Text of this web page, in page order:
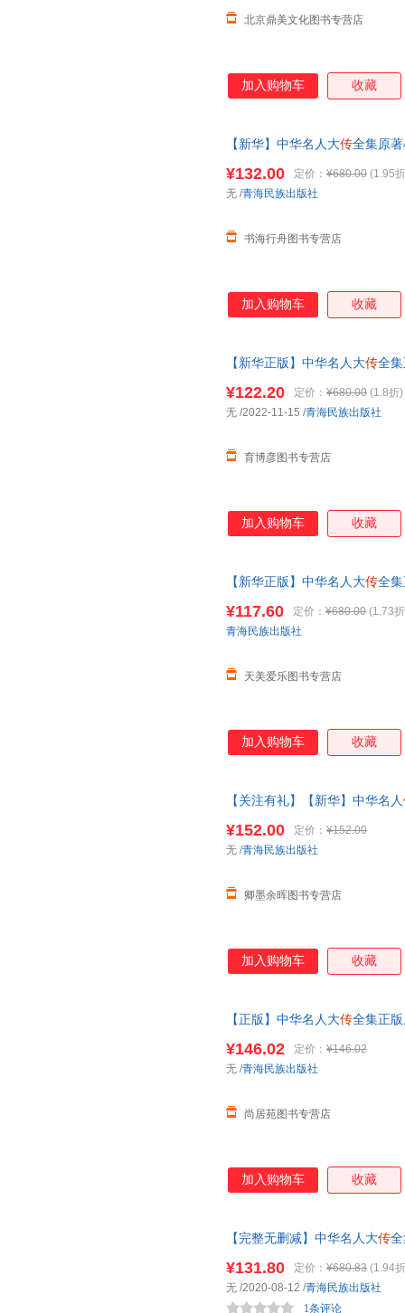
北京鼎美文化图书专营店
加入购物车 收藏
【新华】中华名人大传全集原
¥132.00 定价： ¥680.00 (1.95
书海行舟图书专营店
无 /青海民族出版社
加入购物车 收藏
【新华正版】中华名人大传全
¥122.20 定价： ¥680.00 (1.8折)
育博彦图书专营店
无 /2022-11-15 /青海民族出版社
加入购物车 收藏
【新华正版】中华名人大传全
¥117.60 定价： ¥680.00 (1.73
天美爱乐图书专营店
青海民族出版社
加入购物车 收藏
【关注有礼】【新华】中华名人
¥152.00 定价： ¥152.00
卿墨余晖图书专营店
无 /青海民族出版社
加入购物车 收藏
【正版】中华名人大传全集正
正版图书 请放心下单，本店所
¥146.02 定价： ¥146.02
尚居苑图书专营店
无 /青海民族出版社
加入购物车 收藏
【完整无删减】中华名人大传
阅读 共计400余位名人
¥131.80 定价： ¥680.83 (1.94
1条评论
无 /2020-08-12 /青海民族出版社